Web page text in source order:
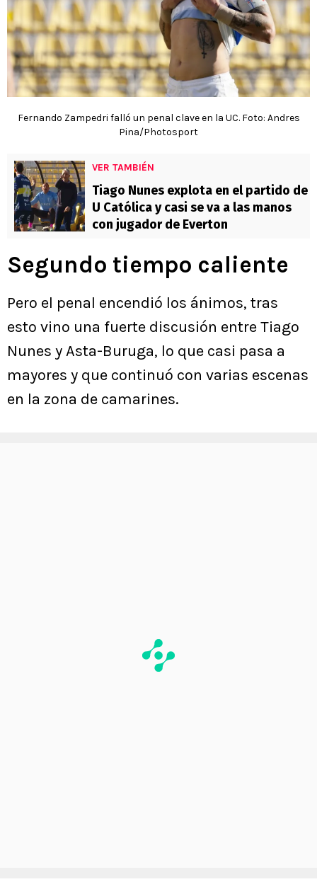
Fernando Zampedri falló un penal clave en la UC. Foto: Andres
Pina/Photosport
VER TAMBIÉN
Tiago Nunes explota en el partido de
U Católica y casi se va a las manos
con jugador de Everton
Segundo tiempo caliente
Pero el penal encendió los ánimos, tras
esto vino una fuerte discusión entre Tiago
Nunes y Asta-Buruga, lo que casi pasa a
mayores y que continuó con varias escenas
en la zona de camarines.